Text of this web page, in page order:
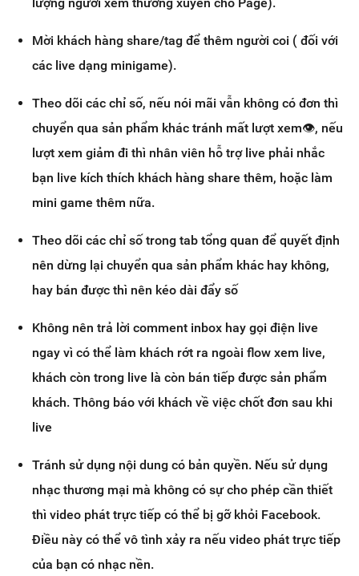
Mời khách hàng share/tag để thêm người coi ( đối với
các live dạng minigame).
Theo dõi các chỉ số, nếu nói mãi vẫn không có đơn thì
chuyển qua sản phẩm khác tránh mất lượt xem👁, nếu
lượt xem giảm đi thì nhân viên hỗ trợ live phải nhắc
bạn live kích thích khách hàng share thêm, hoặc làm
mini game thêm nữa.
Theo dõi các chỉ số trong tab tổng quan để quyết định
nên dừng lại chuyển qua sản phẩm khác hay không,
hay bán được thì nên kéo dài đẩy số
Không nên trả lời comment inbox hay gọi điện live
ngay vì có thể làm khách rớt ra ngoài flow xem live,
khách còn trong live là còn bán tiếp được sản phẩm
khách. Thông báo với khách về việc chốt đơn sau khi
live
Tránh sử dụng nội dung có bản quyền. Nếu sử dụng
nhạc thương mại mà không có sự cho phép cần thiết
thì video phát trực tiếp có thể bị gỡ khỏi Facebook.
Điều này có thể vô tình xảy ra nếu video phát trực tiếp
của bạn có nhạc nền.